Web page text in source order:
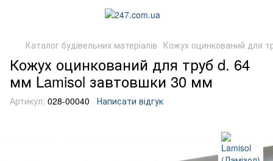
Каталог будівельних матеріалів Кожух оцинкований для
Кожух оцинкований для труб d. 64
мм Lamisol завтовшки 30 мм
Артикул: 028-00040 Написати відгук